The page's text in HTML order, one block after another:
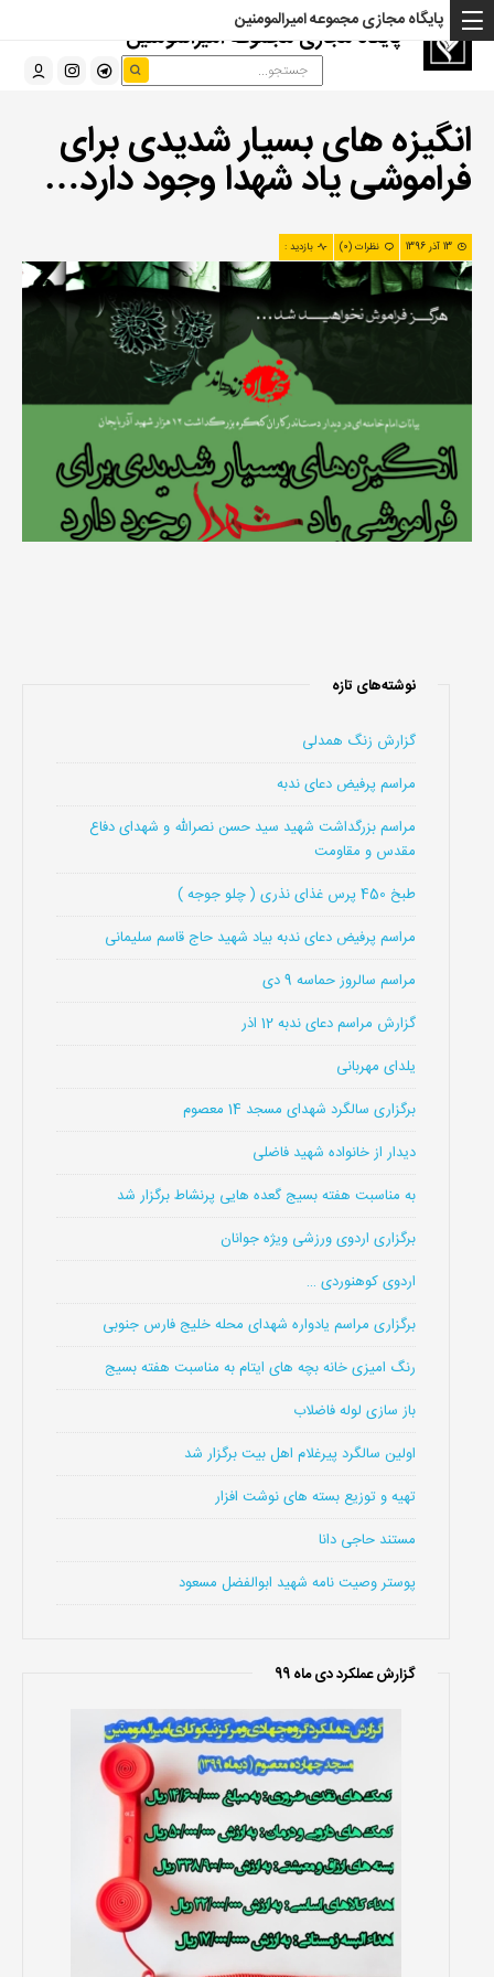
پایگاه مجازی مجموعه امیرالمومنین
پایگاه مجازی مجموعه امیرالمومنین
انگیزه های بسیار شدیدی برای
فراموشی یاد شهدا وجود دارد…
13 آذر 1396 نظرات (0) بازدید :
نوشته‌های تازه
گزارش زنگ همدلی
مراسم پرفیض دعای ندبه
مراسم بزرگداشت شهید سید حسن نصرالله و شهدای دفاع
مقدس و مقاومت
طبخ 450 پرس غذای نذری ( چلو جوجه )
مراسم پرفیض دعای ندبه بیاد شهید حاج قاسم سلیمانی
مراسم سالروز حماسه 9 دی
گزارش مراسم دعای ندبه 12 اذر
یلدای مهربانی
برگزاری سالگرد شهدای مسجد 14 معصوم
دیدار از خانواده شهید فاضلی
به مناسبت هفته بسیج گعده هایی پرنشاط برگزار شد
برگزاری اردوی ورزشی ویژه جوانان
اردوی کوهنوردی …
برگزاری مراسم یادواره شهدای محله خلیج فارس جنوبی
رنگ امیزی خانه بچه های ایتام به مناسبت هفته بسیج
باز سازی لوله فاضلاب
اولین سالگرد پیرغلام اهل بیت برگزار شد
تهیه و توزیع بسته های نوشت افزار
مستند حاجی دانا
پوستر وصیت نامه شهید ابوالفضل مسعود
گزارش عملکرد دی ماه 99